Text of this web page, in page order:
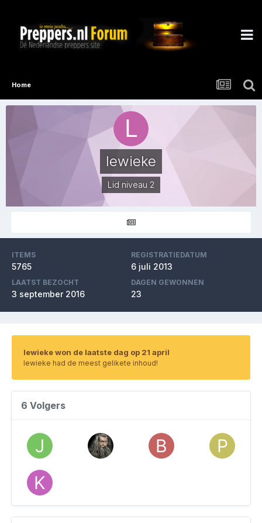
Home
lewieke
Lid niveau 2
ITEMS
5765
REGISTRATIEDATUM
6 juli 2013
LAATST BEZOCHT
3 september 2016
DAGEN GEWONNEN
23
lewieke won de laatste dag op 21 april
lewieke had de meest gelikete inhoud!
6 Volgers